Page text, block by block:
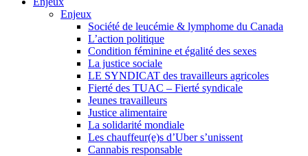
Enjeux
Société de leucémie & lymphome du Canada
L’action politique
Condition féminine et égalité des sexes
La justice sociale
LE SYNDICAT des travailleurs agricoles
Fierté des TUAC – Fierté syndicale
Jeunes travailleurs
Justice alimentaire
La solidarité mondiale
Les chauffeur(e)s d’Uber s’unissent
Cannabis responsable